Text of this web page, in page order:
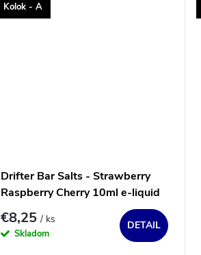
Kolok - A
Drifter Bar Salts - Strawberry
Raspberry Cherry 10ml e-liquid
€8,25/ ks
Skladom
DETAIL